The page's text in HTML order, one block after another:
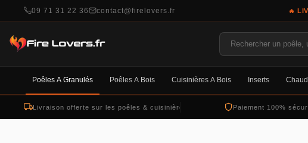
09 71 31 22 36 contact@firelovers.fr 🔥
Poêles À Granulés Poêles À Bois Cuisinières À Bois Inserts
Livraison offerte sur les poêles & cuisinières Paiement 100%